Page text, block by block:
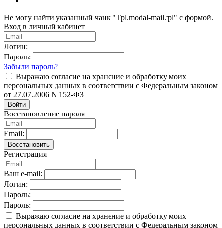
Не могу найти указанный чанк "Tpl.modal-mail.tpl" с формой.
Вход в личный кабинет
Логин:
Пароль:
Забыли пароль?
Выражаю согласие на хранение и обработку моих
персональных данных в соответствии с Федеральным законом
от 27.07.2006 N 152-ФЗ
Войти
Восстановление пароля
Email:
Восстановить
Регистрация
Ваш e-mail:
Логин:
Пароль:
Пароль:
Выражаю согласие на хранение и обработку моих
персональных данных в соответствии с Федеральным законом